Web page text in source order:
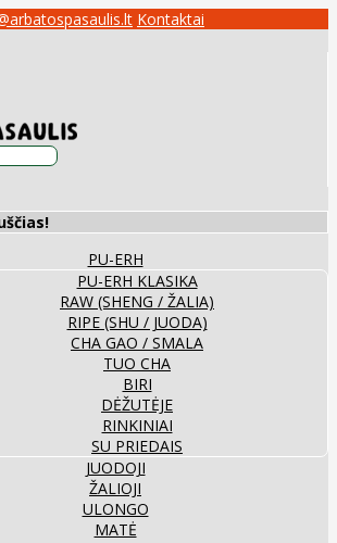
Kontaktai
PU-ERH
PU-ERH KLASIKA
RAW (SHENG / ŽALIA)
RIPE (SHU / JUODA)
CHA GAO / SMALA
TUO CHA
BIRI
DĖŽUTĖJE
RINKINIAI
SU PRIEDAIS
JUODOJI
ŽALIOJI
ULONGO
MATĖ